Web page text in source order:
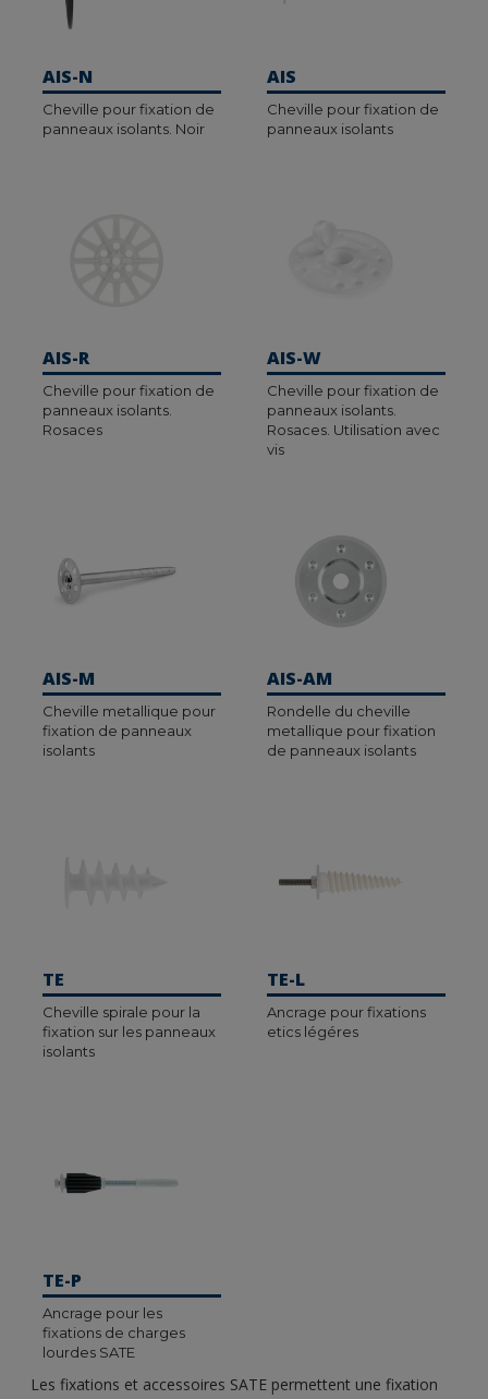
AIS-N
Cheville pour fixation de
panneaux isolants. Noir
AIS
Cheville pour fixation de
panneaux isolants
AIS-R
Cheville pour fixation de
panneaux isolants.
Rosaces
AIS-W
Cheville pour fixation de
panneaux isolants.
Rosaces. Utilisation avec
vis
AIS-M
Cheville metallique pour
fixation de panneaux
isolants
AIS-AM
Rondelle du cheville
metallique pour fixation
de panneaux isolants
TE
Cheville spirale pour la
fixation sur les panneaux
isolants
TE-L
Ancrage pour fixations
etics légéres
TE-P
Ancrage pour les
fixations de charges
lourdes SATE
Les fixations et accessoires SATE permettent une fixation